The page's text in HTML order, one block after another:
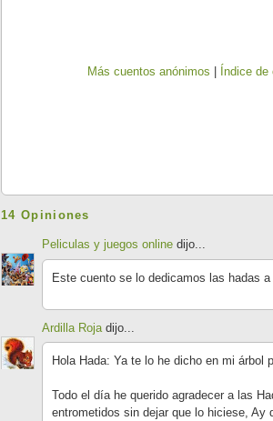
Más cuentos anónimos Índice de
14 Opiniones
Peliculas y juegos online dijo...
Este cuento se lo dedicamos las hadas a
Ardilla Roja dijo...
Hola Hada: Ya te lo he dicho en mi árbol
Todo el día he querido agradecer a las
entrometidos sin dejar que lo hiciese, Ay